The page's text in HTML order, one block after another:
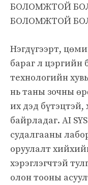
БОЛОМЖТОЙ
БОЛОМЖТОЙ
Нэгдүгээрт,
бараг л цэргийн
технологийн
нь таны зочны
их дэд бүтэцтэй,
байрладаг. AI
судалгааны
оруулалт
хэрэглэгчтэй
олон тооны